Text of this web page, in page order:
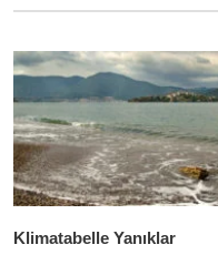
Klimatabelle Yanıklar